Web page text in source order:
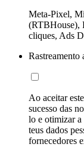
Meta-Pixel,
(RTBHouse),
cliques, Ads
Rastreamento
Ao aceitar
sucesso das
lo e otimizar a
teus dados
fornecedores